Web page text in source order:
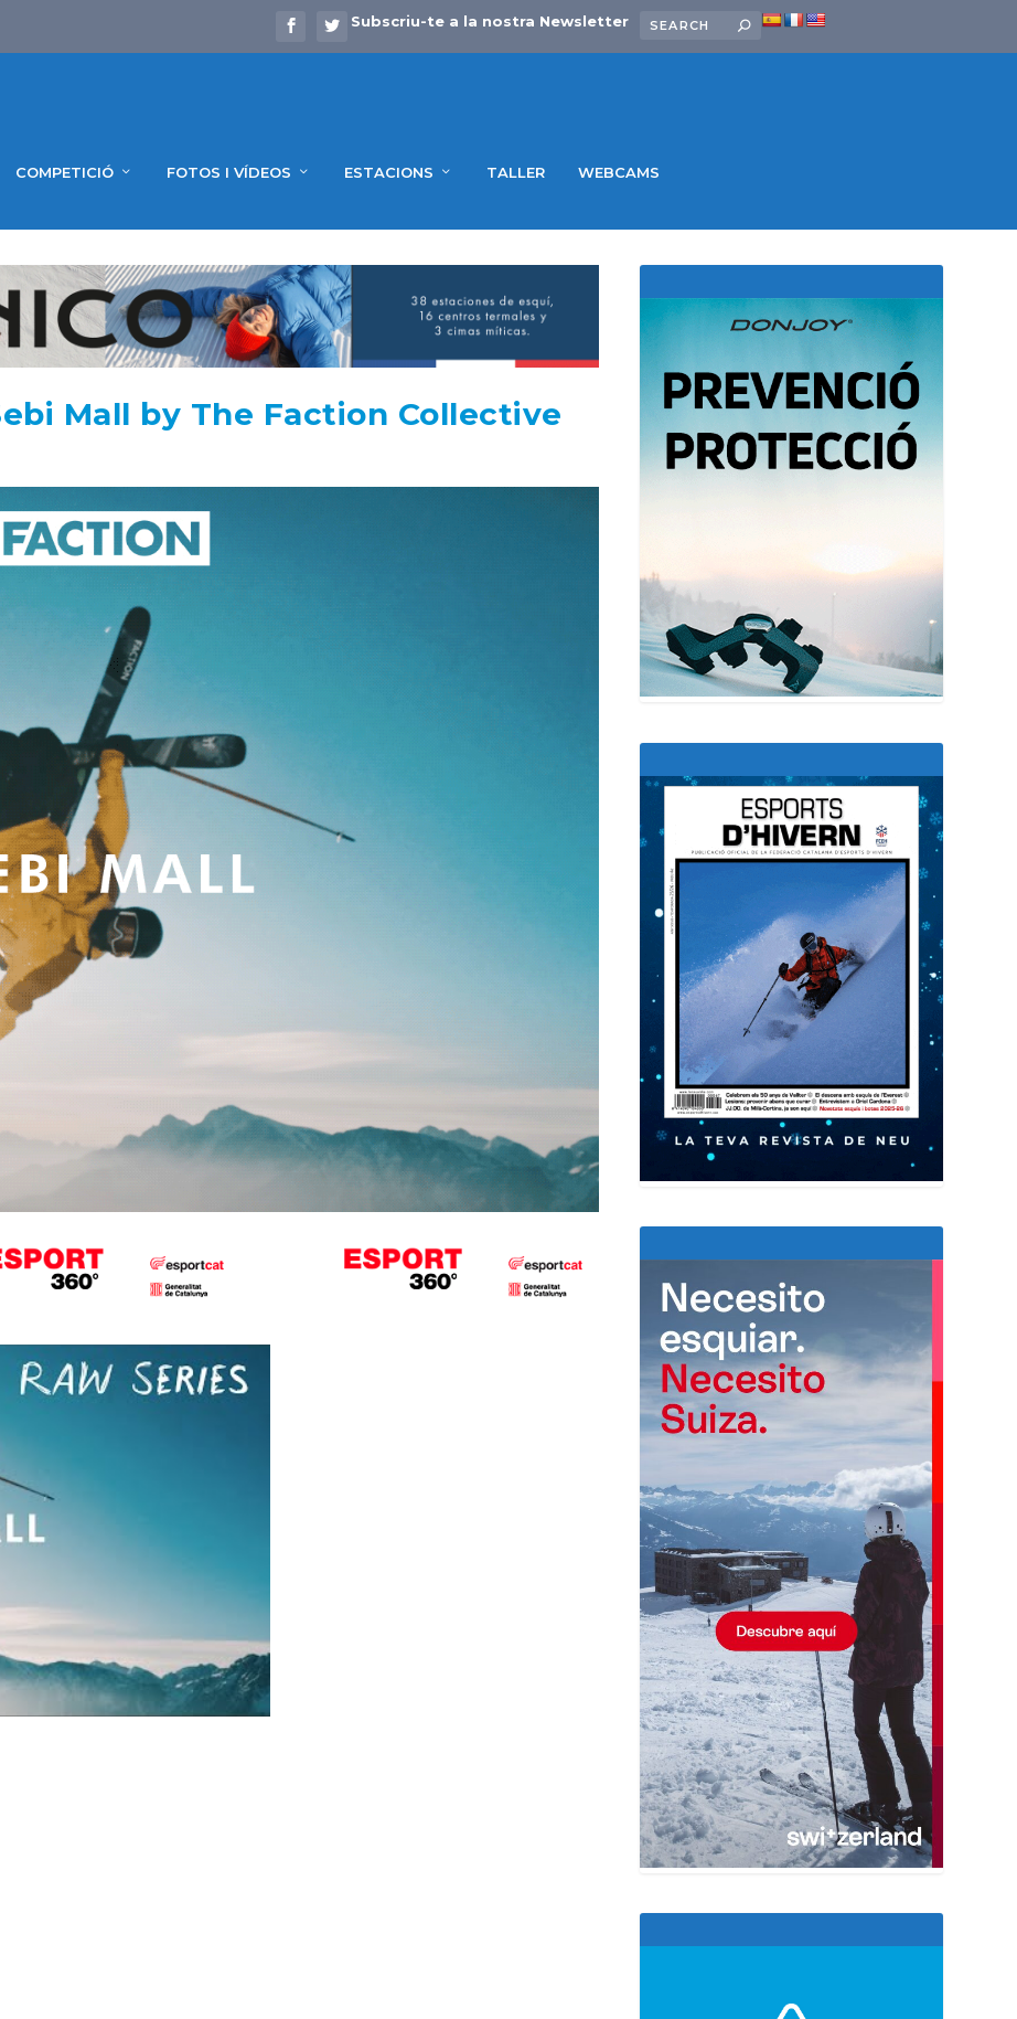
Subscriu-te a la nostra Newsletter
COMPETICIÓ FOTOS I VÍDEOS ESTACIONS TALLER WEBCAMS
Mall by The Faction Collective